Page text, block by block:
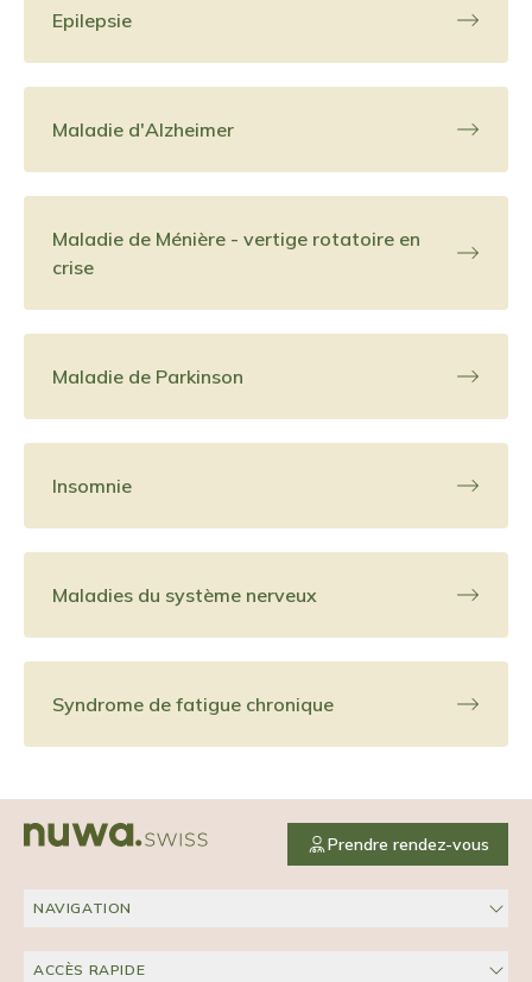
Epilepsie
Maladie d'Alzheimer
Maladie de Ménière - vertige rotatoire en
crise
Maladie de Parkinson
Insomnie
Maladies du système nerveux
Syndrome de fatigue chronique
Prendre rendez-vous
NAVIGATION
ACCÈS RAPIDE